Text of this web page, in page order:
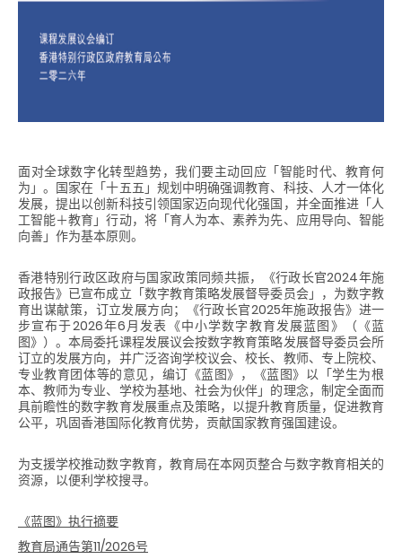
面对全球数字化转型趋势，我们要主动回应「智能时代、教育何
为」。国家在「十五五」规划中明确强调教育、科技、人才一体化
发展，提出以创新科技引领国家迈向现代化强国，并全面推进「人
工智能＋教育」行动，将「育人为本、素养为先、应用导向、智能
向善」作为基本原则。
香港特别行政区政府与国家政策同频共振，《行政长官2024年施
政报告》已宣布成立「数字教育策略发展督导委员会」，为数字教
育出谋献策，订立发展方向；《行政长官2025年施政报告》进一
步宣布于2026年6月发表《中小学数字教育发展蓝图》（《蓝
图》）。本局委托课程发展议会按数字教育策略发展督导委员会所
订立的发展方向，并广泛咨询学校议会、校长、教师、专上院校、
专业教育团体等的意见，编订《蓝图》，《蓝图》以「学生为根
本、教师为专业、学校为基地、社会为伙伴」的理念，制定全面而
具前瞻性的数字教育发展重点及策略，以提升教育质量，促进教育
公平，巩固香港国际化教育优势，贡献国家教育强国建设。
为支援学校推动数字教育，教育局在本网页整合与数字教育相关的
资源，以便利学校搜寻。
《蓝图》执行摘要
教育局通告第11/2026号